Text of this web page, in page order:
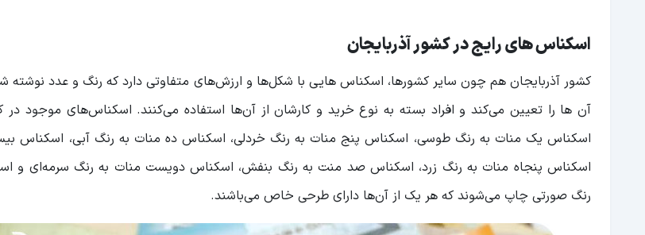
اسکناس های رایج در کشور آذربایجان
کشور آذربایجان هم چون سایر کشورها، اسکناس هایی با شکل‌ها و ارزش‌های متفاوتی دارد که رنگ و عدد نوشته
آن ها را تعیین می‌کند و افراد بسته به نوع خرید و کارشان از آن‌ها استفاده می‌کنند. اسکناس‌های موجود در
اسکناس یک منات به رنگ طوسی، اسکناس پنج منات به رنگ خردلی، اسکناس ده منات به رنگ آبی، اسکناس
اسکناس پنجاه منات به رنگ زرد، اسکناس صد منت به رنگ بنفش، اسکناس دویست منات به رنگ سرمه‌ای و
رنگ صورتی چاپ می‌شوند که هر یک از آن‌ها دارای طرحی خاص می‌باشند.